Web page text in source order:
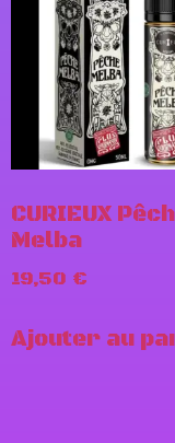
CURIEUX
Melba
19,50 €
Ajouter au